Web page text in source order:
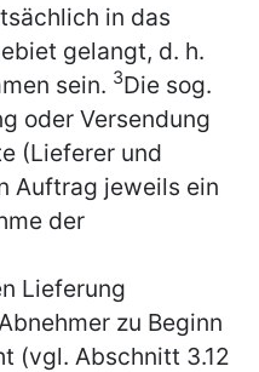
in das
gelangt, d. h.
sein. 3Die sog.
oder Versendung
(Lieferer und
Auftrag jeweils ein
der
Lieferung
zu Beginn
(vgl. Abschnitt 3.12